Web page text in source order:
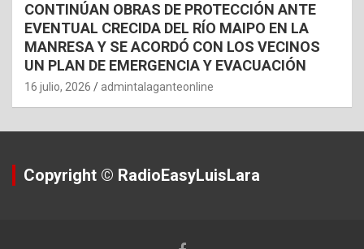
CONTINÚAN OBRAS DE PROTECCIÓN ANTE
EVENTUAL CRECIDA DEL RÍO MAIPO EN LA
MANRESA Y SE ACORDÓ CON LOS VECINOS
UN PLAN DE EMERGENCIA Y EVACUACIÓN
16 julio, 2026 admintalaganteonline
Copyright © RadioEasyLuisLara